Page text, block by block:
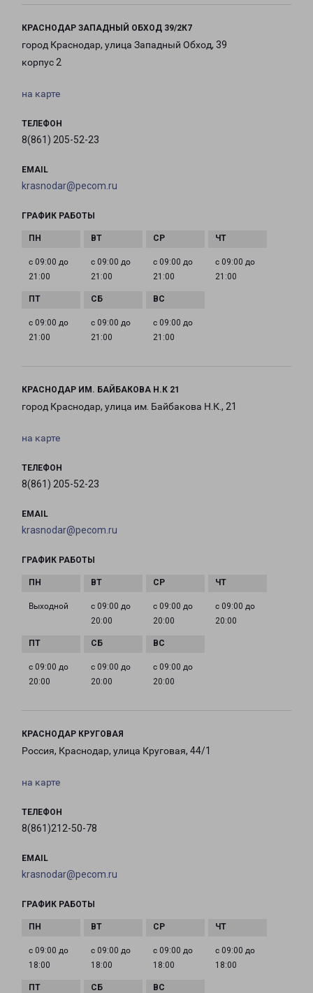
КРАСНОДАР ЗАПАДНЫЙ ОБХОД 39/2К7
город Краснодар, улица Западный Обход, 39
корпус 2
на карте
ТЕЛЕФОН
8(861) 205-52-23
EMAIL
krasnodar@pecom.ru
ГРАФИК РАБОТЫ
с 09:00 до
21:00
с 09:00 до
21:00
с 09:00 до
21:00
с 09:00 до
21:00
с 09:00 до
21:00
с 09:00 до
21:00
с 09:00 до
21:00
КРАСНОДАР ИМ. БАЙБАКОВА Н.К 21
город Краснодар, улица им. Байбакова Н.К., 21
на карте
ТЕЛЕФОН
8(861) 205-52-23
EMAIL
krasnodar@pecom.ru
ГРАФИК РАБОТЫ
Выходной
с 09:00 до
20:00
с 09:00 до
20:00
с 09:00 до
20:00
с 09:00 до
20:00
с 09:00 до
20:00
с 09:00 до
20:00
КРАСНОДАР КРУГОВАЯ
Россия, Краснодар, улица Круговая, 44/1
на карте
ТЕЛЕФОН
8(861)212-50-78
EMAIL
krasnodar@pecom.ru
ГРАФИК РАБОТЫ
с 09:00 до
18:00
с 09:00 до
18:00
с 09:00 до
18:00
с 09:00 до
18:00